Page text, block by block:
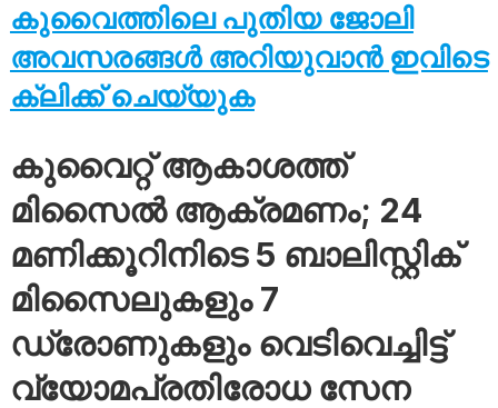
കുവൈത്തിലെ പുതിയ ജോലി
അവസരങ്ങൾ അറിയുവാൻ ഇവിടെ
ക്ലിക്ക് ചെയ്യുക
കുവൈറ്റ് ആകാശത്ത്
മിസൈൽ ആക്രമണം; 24
മണിക്കൂറിനിടെ 5 ബാലിസ്റ്റിക്
മിസൈലുകളും 7
ഡ്രോണുകളും വെടിവെച്ചിട്ട്
വ്യോമപ്രതിരോധ സേന